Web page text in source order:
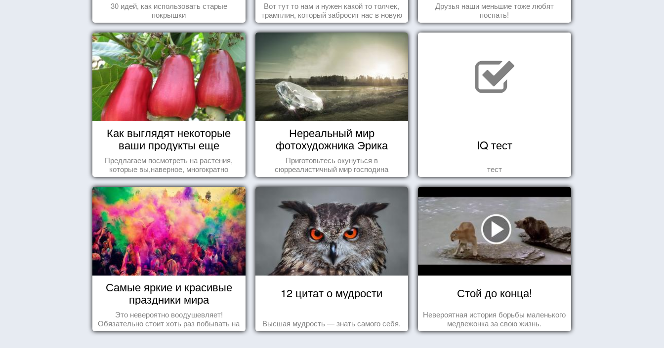
30 идей, как использовать старые
покрышки
Вот тут то нам и нужен какой то толчек,
трамплин, который забросит нас в новую
реальность. БЛАГОДАРНОСТЬ.
Друзья наши меньшие тоже любят
поспать!
Как выглядят некоторые
ваши продукты еще
живыми?
Предлагаем посмотреть на растения,
которые вы,наверное, многократно
видели , но никогда не представляли
себе, что употребляете их в пищу.
Нереальный мир
фотохудожника Эрика
Йоханссона
Приготовьтесь окунуться в
сюрреалистичный мир господина
Йоханссона
IQ тест
тест
Самые яркие и красивые
праздники мира
Это невероятно воодушевляет!
Обязательно стоит хоть раз побывать на
подобных мероприятиях и получить
12 цитат о мудрости
Высшая мудрость — знать самого себя.
Стой до конца!
Невероятная история борьбы маленького
медвежонка за свою жизнь.